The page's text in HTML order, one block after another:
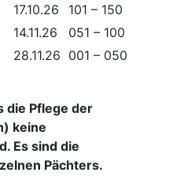
17.10.26
101 – 150
14.11.26
051 – 100
28.11.26 001 – 050
die Pflege der
keine
Es sind die
Pächters.